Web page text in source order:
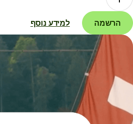
הרשמה למידע נוסף